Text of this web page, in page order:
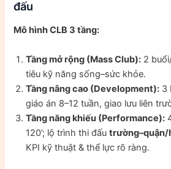
đấu
Mô hình CLB 3 tầng:
Tầng mở rộng (Mass Club): 2
tiêu kỹ năng sống–sức khỏe.
Tầng nâng cao (Development): 3
giáo án 8–12 tuần, giao lưu liên
Tầng năng khiếu (Performance):
120’; lộ trình thi đấu
KPI kỹ thuật & thể lực rõ ràng.